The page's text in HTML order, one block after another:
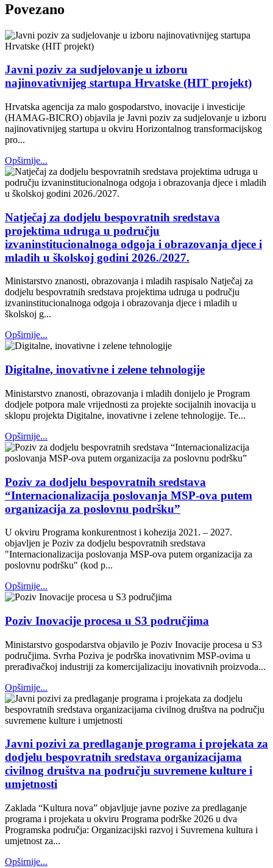
Povezano
Javni poziv za sudjelovanje u izboru
najinovativnijeg startupa Hrvatske (HIT projekt)
Hrvatska agencija za malo gospodarstvo, inovacije i investicije
(HAMAG-BICRO) objavila je Javni poziv za sudjelovanje u izboru
najinovativnijeg startupa u okviru Horizontalnog transformacijskog
pro...
Opširnije...
Natječaj za dodjelu bespovratnih sredstava
projektima udruga u području
izvaninstitucionalnoga odgoja i obrazovanja djece i
mladih u školskoj godini 2026./2027.
Ministarstvo znanosti, obrazovanja i mladih raspisalo Natječaj za
dodjelu bespovratnih sredstava projektima udruga u području
izvaninstitucionalnoga odgoja i obrazovanja djece i mladih u
školskoj g...
Opširnije...
Digitalne, inovativne i zelene tehnologije
Ministarstvo znanosti, obrazovanja i mladih donijelo je Program
dodjele potpora male vrijednosti za projekte socijalnih inovacija u
sklopu projekta Digitalne, inovativne i zelene tehnologije. Te...
Opširnije...
Poziv za dodjelu bespovratnih sredstava
“Internacionalizacija poslovanja MSP-ova putem
organizacija za poslovnu podršku”
U okviru Programa konkurentnost i kohezija 2021. – 2027.
objavljen je Poziv za dodjelu bespovratnih sredstava
"Internacionalizacija poslovanja MSP-ova putem organizacija za
poslovnu podršku" (kod p...
Opširnije...
Poziv Inovacije procesa u S3 područjima
Ministarstvo gospodarstva objavilo je Poziv Inovacije procesa u S3
područjima. Svrha Poziva je podrška inovativnim MSP-ovima u
prerađivačkoj industriji za komercijalizaciju inovativnih proizvoda...
Opširnije...
Javni pozivi za predlaganje programa i projekata za
dodjelu bespovratnih sredstava organizacijama
civilnog društva na području suvremene kulture i
umjetnosti
Zaklada “Kultura nova” objavljuje javne pozive za predlaganje
programa i projekata u okviru Programa podrške 2026 u dva
Programska područja: Organizacijski razvoj i Suvremena kultura i
umjetnost za...
Opširnije...